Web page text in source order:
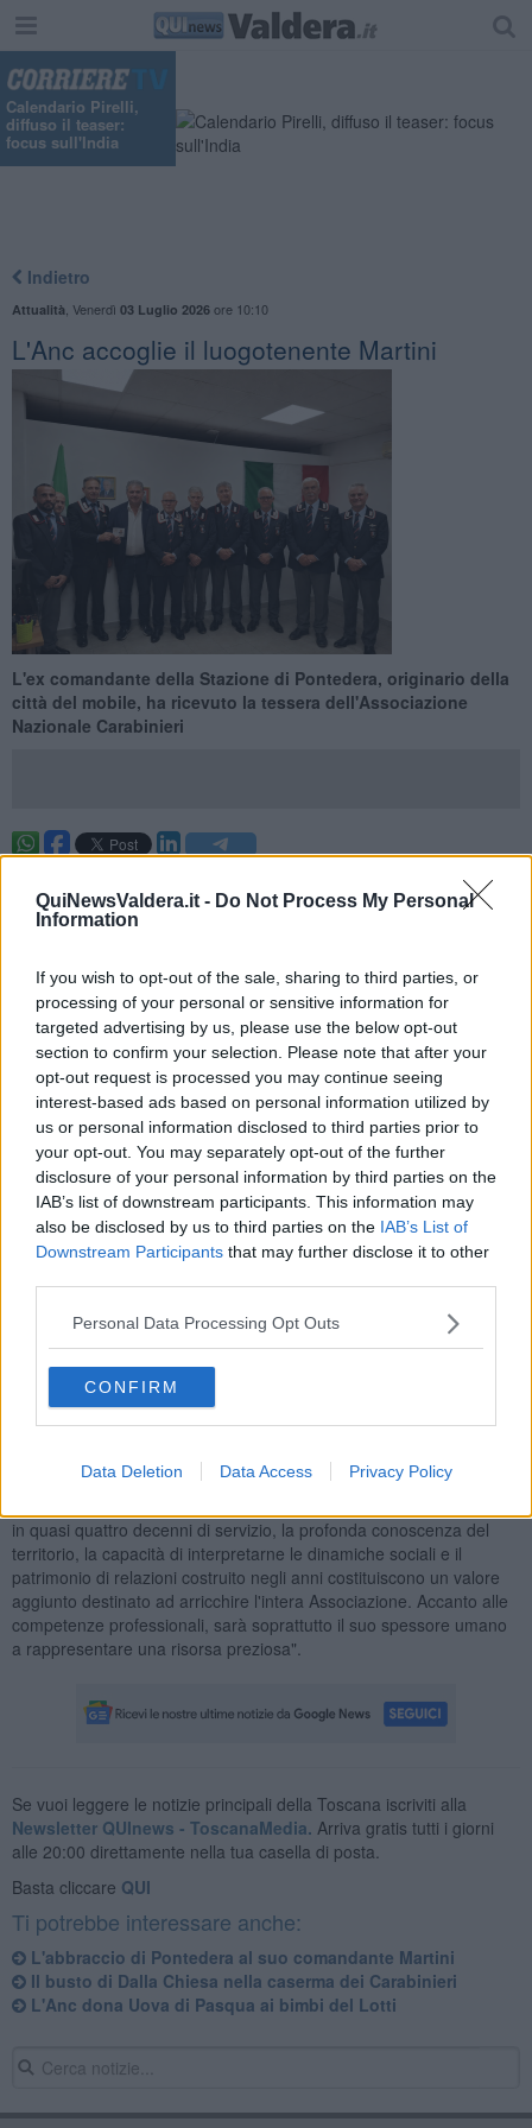
QuiNewsValdera.it - Do Not Process My Personal
Information
If you wish to opt-out of the sale, sharing to third parties, or
processing of your personal or sensitive information for
targeted advertising by us, please use the below opt-out
section to confirm your selection. Please note that after your
opt-out request is processed you may continue seeing
interest-based ads based on personal information utilized by
us or personal information disclosed to third parties prior to
your opt-out. You may separately opt-out of the further
disclosure of your personal information by third parties on the
IAB’s list of downstream participants. This information may
also be disclosed by us to third parties on the IAB’s List of
Downstream Participants that may further disclose it to other
Personal Data Processing Opt Outs
CONFIRM
Data Deletion Data Access Privacy Policy
Calendario Pirelli,
diffuso il teaser:
focus sull'India
Indietro
Attualità Venerdì 03 Luglio 2026ore 10:10
L'Anc accoglie il luogotenente Martini
L'ex comandante della Stazione di Pontedera, originario della
città del mobile, ha ricevuto la tessera dell'Associazione
Nazionale Carabinieri
Dopo il pensionamento e il saluto alla caserma
di Pontedera, il luogotenente carica specialeMarco Martiniè
entrato ufficialmente a far parte dell'
parte dellasezione di Ponsacco.
All'evento era presente anche il presidente della sezione Anc di
Pontedera, ovveroAlessio Giani, a riprova del forte legame che il
luogotenente Martini ha costruito negli anni con la comunità
pontederese.
Originario di Ponsacco, il luogotenente Martini ha dedicato38 anni
di servizio all'Arma dei Carabinieri, costruendo un percorso
professionale di assoluto prestigio. Dopo la formazione nella Scuola
Allievi Carabinieri di Chieti e il successivo corso per sottufficiali tra
il Nucleo radiomobile e il Nucleo operativo. Rientrato in Toscana, ha
proseguito la propria carriera al Comando provinciale dei
Carabinieri di Pisa. Dal 2020, quindi, è arrivato a Pontedera,
assumendo successivamente il
città.
"Per la sezione Anc di Ponsacco il suo ingresso rappresenta un
motivo di grande orgoglio e un'importante opportunità di crescita -
in quasi quattro decenni di servizio, la profonda conoscenza del
territorio, la capacità di interpretarne le dinamiche sociali e il
patrimonio di relazioni costruito negli anni costituiscono un valore
aggiunto destinato ad arricchire l'intera Associazione. Accanto alle
competenze professionali, sarà soprattutto il suo spessore umano
a rappresentare una risorsa preziosa".
Se vuoi leggere le notizie principali della Toscana iscriviti alla
Newsletter QUInews - ToscanaMedia. Arriva gratis tutti i giorni
alle 20:00 direttamente nella tua casella di posta.
Basta cliccare QUI
Ti potrebbe interessare anche:
L'abbraccio di Pontedera al suo comandante Martini
Il busto di Dalla Chiesa nella caserma dei Carabinieri
L'Anc dona Uova di Pasqua ai bimbi del Lotti